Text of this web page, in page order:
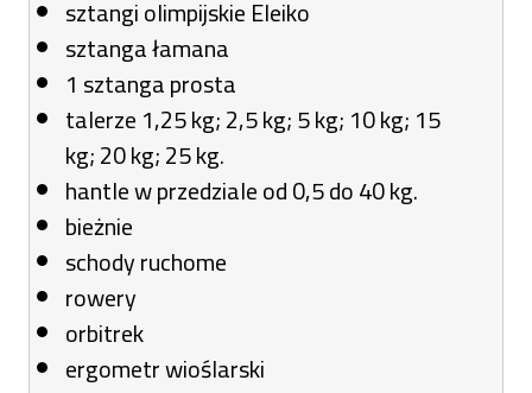
sztangi olimpijskie Eleiko
sztanga łamana
1 sztanga prosta
talerze 1,25 kg; 2,5 kg; 5 kg; 10 kg; 15
kg; 20 kg; 25 kg.
hantle w przedziale od 0,5 do 40 kg.
bieżnie
schody ruchome
rowery
orbitrek
ergometr wioślarski